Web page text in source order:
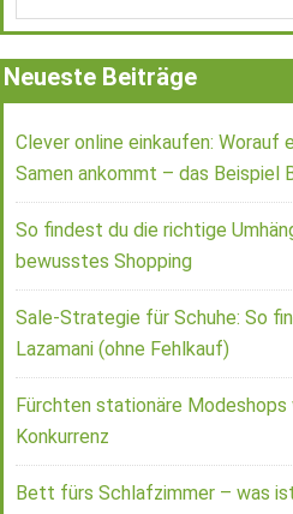
Neueste Beiträge
Clever online einkaufen: Worauf
Samen ankommt – das Beispiel
So findest du die richtige
bewusstes Shopping
Sale-Strategie für Schuhe: So
Lazamani (ohne Fehlkauf)
Fürchten stationäre Modeshops
Konkurrenz
Bett fürs Schlafzimmer – was